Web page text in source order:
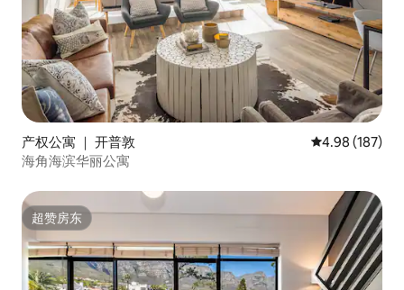
产权公寓 ｜ 开普敦 平均评分 4.98
4.98 (187)
海角海滨华丽公寓
超赞房东
超赞房东